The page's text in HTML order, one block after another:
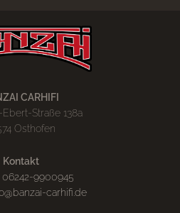
CARHIFI
Straße 138a
Osthofen
Kontakt
06242-9900945
carhifi.de